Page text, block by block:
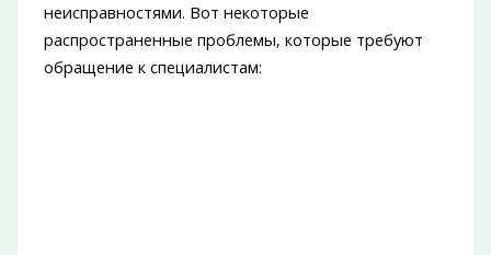
неисправностями. Вот некоторые
распространенные проблемы, которые требуют
обращение к специалистам: